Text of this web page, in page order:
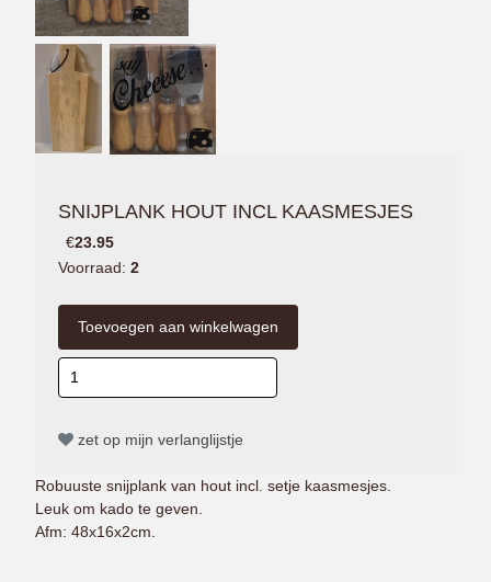
SNIJPLANK HOUT INCL KAASMESJES
€23.95
Voorraad: 2
zet op mijn verlanglijstje
Robuuste snijplank van hout incl. setje kaasmesjes.
​​​​​​Leuk om kado te geven.
Afm: 48x16x2cm.